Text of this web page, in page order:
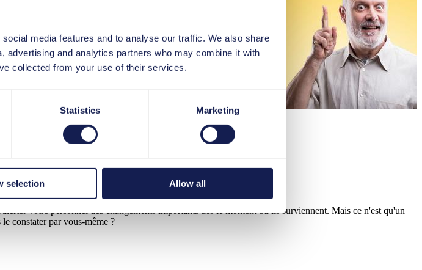
media features and to analyse our traffic. We also share
advertising and analytics partners who may combine it with
collected from your use of their services.
Statistics Marketing
selection Allow all
"Urgent!"
30. Mars 2020
il est relativement facile de créer
à travailler dans la transaction
CRM ? En émettant une
claires sur l'option à activer
il vous suffit de configurer une
la nouvelle interface Lightning
dans QuickAccess
avec une assistance contextuelle
passé. Dans ce cas, vous pouvez
en question et
votre personnel des changements importants dès le moment où ils surviennent. Mais ce n'est qu'un
constater par vous-même ?